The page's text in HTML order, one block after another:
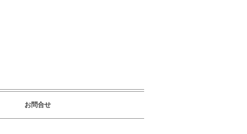
お問合せ